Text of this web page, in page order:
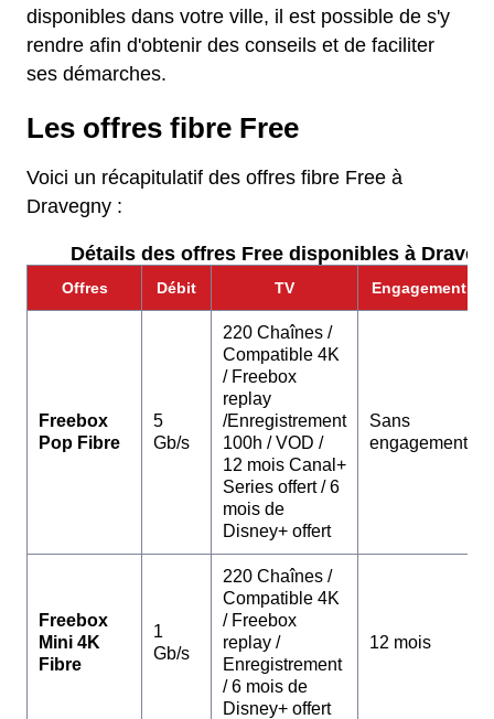
disponibles dans votre ville, il est possible de s'y
rendre afin d'obtenir des conseils et de faciliter
ses démarches.
Les offres fibre Free
Voici un récapitulatif des offres fibre Free à
Dravegny :
Détails des offres Free disponibles à
Offres Débit TV Engagement
Freebox
Pop Fibre
5
Gb/s
220 Chaînes /
Compatible 4K
/ Freebox
replay
/Enregistrement
100h / VOD /
12 mois Canal+
Series offert / 6
mois de
Disney+ offert
Sans
engagement
Freebox
Mini 4K
Fibre
1
Gb/s
220 Chaînes /
Compatible 4K
/ Freebox
replay /
Enregistrement
/ 6 mois de
Disney+ offert
12 mois